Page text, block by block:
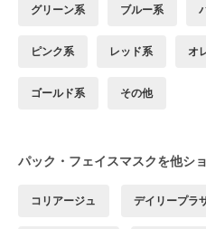
グリーン系 ブルー系
ピンク系 レッド系 オ
ゴールド系 その他
パック・フェイスマスクを他シ
コリアージュ デイリープラ